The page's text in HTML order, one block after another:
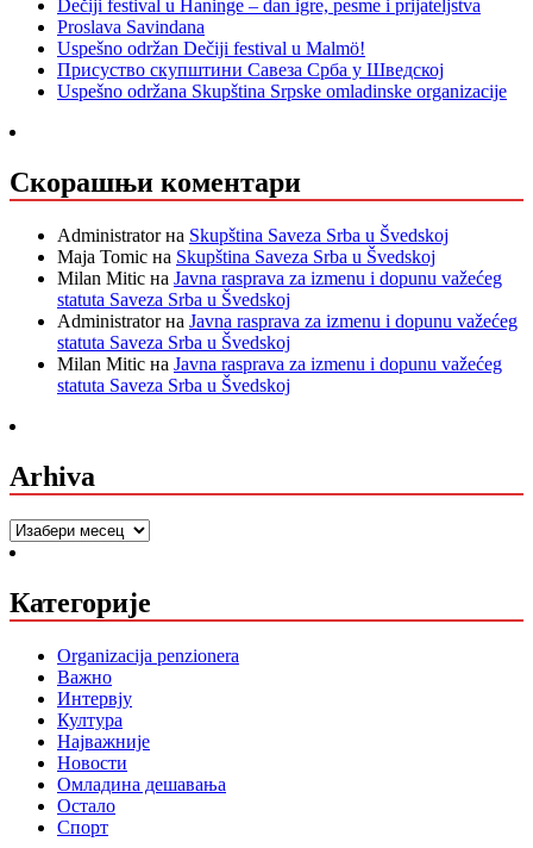
Dečiji festival u Haninge – dan igre, pesme i prijateljstva
Proslava Savindana
Uspešno održan Dečiji festival u Malmö!
Присуство скупштини Савеза Срба у Шведској
Uspešno održana Skupština Srpske omladinske organizacije
Скорашњи коментари
Administratorна Skupština Saveza Srba u Švedskoj
Maja Tomic на Skupština Saveza Srba u Švedskoj
Milan Mitic на Javna rasprava za izmenu i dopunu važećeg
statuta Saveza Srba u Švedskoj
Administratorна Javna rasprava za izmenu i dopunu važećeg
statuta Saveza Srba u Švedskoj
Milan Mitic на Javna rasprava za izmenu i dopunu važećeg
statuta Saveza Srba u Švedskoj
Arhiva
Arhiva
Категорије
Organizacija penzionera
Важно
Интервју
Култура
Најважније
Новости
Омладина дешавања
Остало
Спорт